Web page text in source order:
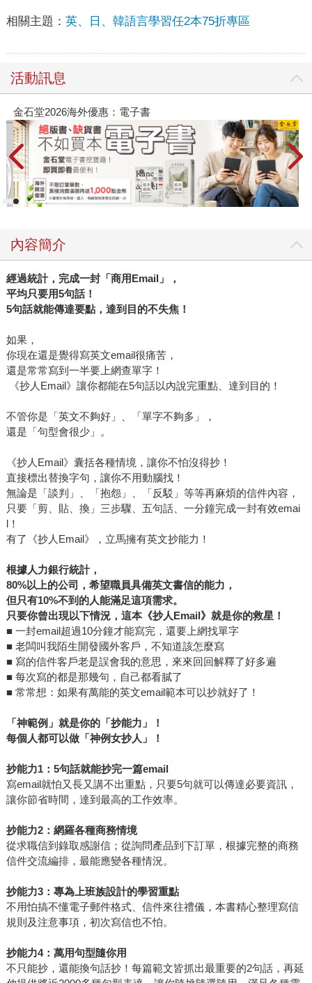
相關主題： 英、日、韓語言學習任2本75折專區
活動訊息
春光ｘ奇幻基地｜全書系展
內容簡介
經過統計，完成一封「商用Email」，
平均只要用5句話！
5句話就能傳達要點，達到目的不失焦！
如果，
你現在還是覺得寫英文email很痛苦，
還是常常寫到一半要上網查單字！
《抄人Email》讓你都能在5句話以內說完重點、達到目的！
不管你是「英文不夠好」、「單字不夠多」，
還是「句型會很少」。
《抄人Email》囊括各種情境，讓你不怕沒得抄！
直接標出替換字句，讓你不用動腦找！
無論是「談判」、「抱怨」、「反駁」等等再麻煩的信件內容，
只要「剪、貼、換」三步驟、五句話、一分鐘完成一封有效emai
l！
有了《抄人Email》，立馬擁有英文抄能力！
根據人力銀行統計，
80%以上的公司，希望職員具備英文書信的能力，
但只有10%不到的人能滿足這項需求。
只要你曾出現以下情況，這本《抄人Email》就是你的救星！
■ 一封email超過10分鐘才能寫完，還要上網找單字
■ 老闆叫我陌生開發國外客戶，不知道該怎麼寫
■ 寫的信件客戶老是誤會我的意思，來來回回解釋了好多遍
■ 每次寫的都是那幾句，自己都看膩了
■ 常常想：如果有萬能的英文email範本可以抄就好了！
「神範例」就是你的「抄能力」！
每個人都可以做「神例女抄人」！
抄能力1：5句話就能抄完一篇email
寫email就怕又長又講不出重點，只要5句就可以傳達必要資訊，
讓你節省時間，達到最高的工作效率。
抄能力2：網羅各種商務情境
從求職信到錄取感謝信；從詢問產品到下訂單，根據完整的商務
信件交流編排，最能應變各種情況。
抄能力3：專為上班族設計的學習重點
不用怕搞不懂電子郵件格式、信件來往禮儀，本書精心整理寫信
規則及注意事項，初次寫信也不怕。
抄能力4：萬用句型隨你用
不只能抄，還能換句話抄！每篇範文皆抓出最重要的2句話，再延